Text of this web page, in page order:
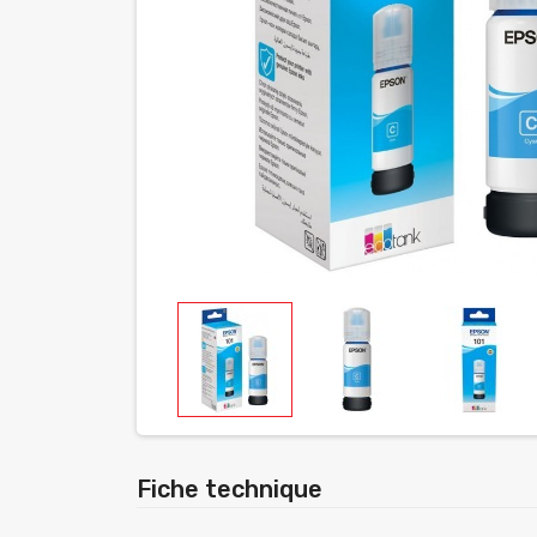
Fiche technique